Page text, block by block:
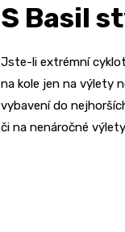
S Basil
Jste-li extrémní
na kole jen na výlety
vybavení do
či na nenáročné